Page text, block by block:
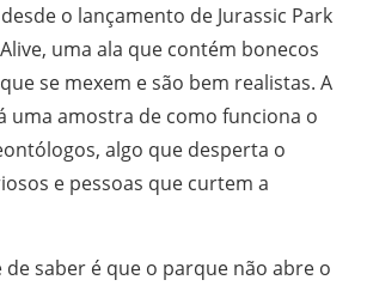
o lançamento de Jurassic Park
uma ala que contém bonecos
se mexem e são bem realistas. A
uma amostra de como funciona o
algo que desperta o
e pessoas que curtem a
saber é que o parque não abre o